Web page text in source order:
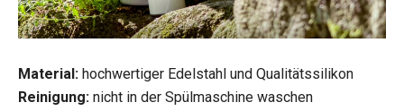
Material: hochwertiger Edelstahl und Qualitätssilikon
Reinigung: nicht in der Spülmaschine waschen